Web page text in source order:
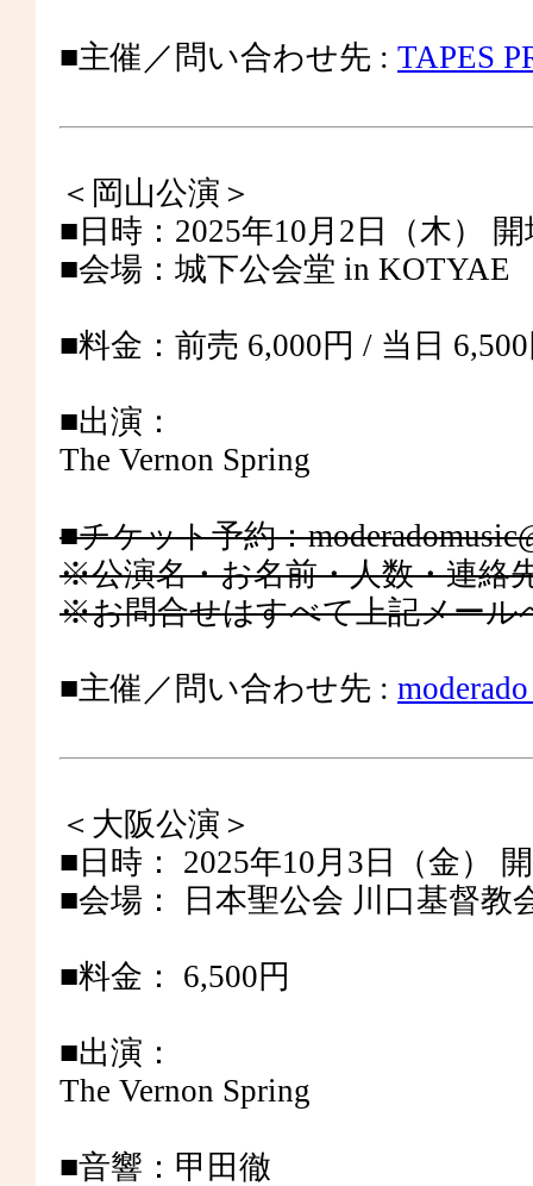
■主催／問い合わせ先 : TAPES
＜岡山公演＞
■日時：2025年10月2日（木）
■会場：城下公会堂 in KOTYAE
■料金：前売 6,000円 / 当日
■出演：
The Vernon Spring
■チケット予約：
※公演名・お名前・人数・連絡
※お問合せはすべて上記メー
■主催／問い合わせ先 :
＜大阪公演＞
■日時： 2025年10月3日（金）
■会場： 日本聖公会 川口基督教
■料金： 6,500円
■出演：
The Vernon Spring
■音響：甲田徹